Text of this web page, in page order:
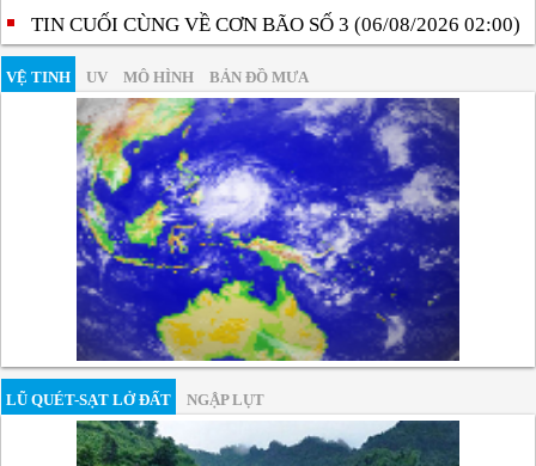
TIN CUỐI CÙNG VỀ CƠN BÃO SỐ 3 (06/08/2026 02:00)
VỆ TINH UV MÔ HÌNH BẢN ĐỒ MƯA
LŨ QUÉT-SẠT LỞ ĐẤT NGẬP LỤT